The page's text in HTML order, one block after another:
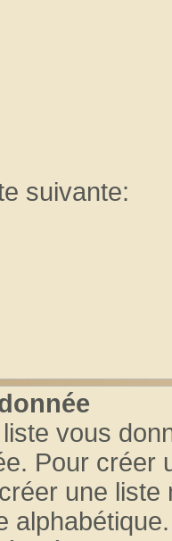
suivante:
vous
Pour créer
une